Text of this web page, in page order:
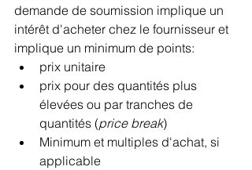
demande de soumission implique un
intérêt d'acheter chez le fournisseur et
implique un minimum de points:
prix unitaire
prix pour des quantités plus
élevées ou par tranches de
quantités (price break)
Minimum et multiples d'achat, si
applicable